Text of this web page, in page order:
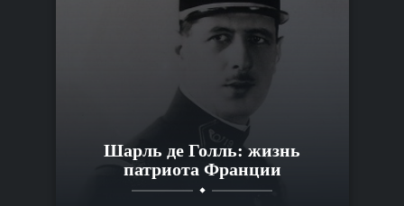
Шарль де Голль: жизнь
патриота Франции